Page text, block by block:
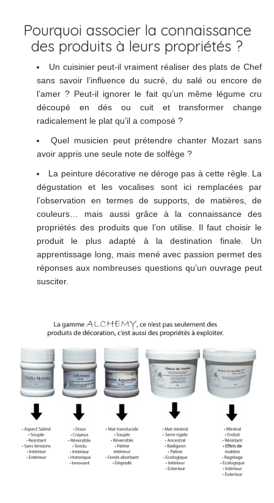
Pourquoi associer la connaissance
des produits à leurs propriétés ?
Un cuisinier peut-il vraiment réaliser des plats de Chef
sans savoir l’influence du sucré, du salé ou encore de
l’amer ? Peut-il ignorer le fait qu’un même légume cru
découpé en dés ou cuit et transformer change
radicalement le plat qu’il a composé ?
Quel musicien peut prétendre chanter Mozart sans
avoir appris une seule note de solfège ?
La peinture décorative ne déroge pas à cette règle. La
dégustation et les vocalises sont ici remplacées par
l’observation en termes de supports, de matières, de
couleurs… mais aussi grâce à la connaissance des
propriétés des produits que l’on utilise. Il faut choisir le
produit le plus adapté à la destination finale. Un
apprentissage long, mais mené avec passion permet des
réponses aux nombreuses questions qu’un ouvrage peut
susciter.